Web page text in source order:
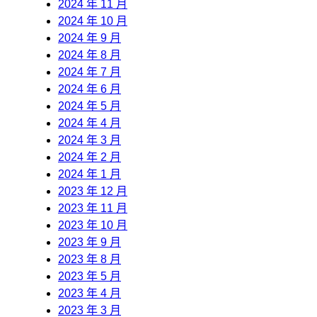
2024 年 11 月
2024 年 10 月
2024 年 9 月
2024 年 8 月
2024 年 7 月
2024 年 6 月
2024 年 5 月
2024 年 4 月
2024 年 3 月
2024 年 2 月
2024 年 1 月
2023 年 12 月
2023 年 11 月
2023 年 10 月
2023 年 9 月
2023 年 8 月
2023 年 5 月
2023 年 4 月
2023 年 3 月